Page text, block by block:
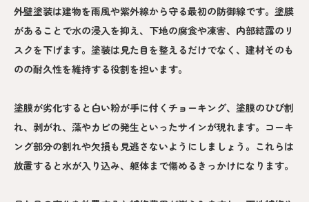
外壁塗装は建物を雨風や紫外線から守る最初の防御線です。塗膜
があることで水の浸入を抑え、下地の腐食や凍害、内部結露のリ
スクを下げます。塗装は見た目を整えるだけでなく、建材そのも
のの耐久性を維持する役割を担います。
塗膜が劣化すると白い粉が手に付くチョーキング、塗膜のひび割
れ、剥がれ、藻やカビの発生といったサインが現れます。コーキ
ング部分の割れや欠損も見逃さないようにしましょう。これらは
放置すると水が入り込み、躯体まで傷めるきっかけになります。